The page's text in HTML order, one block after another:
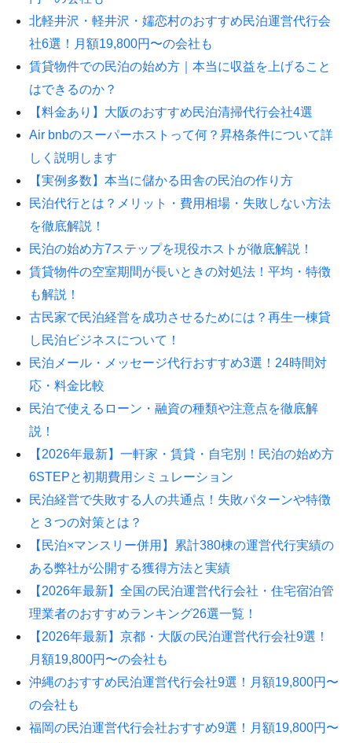
北軽井沢・軽井沢・嬬恋村のおすすめ民泊運営代行会
社6選！月額19,800円〜の会社も
賃貸物件での民泊の始め方｜本当に収益を上げること
はできるのか？
【料金あり】大阪のおすすめ民泊清掃代行会社4選
Air bnbのスーパーホストって何？昇格条件について詳
しく説明します
【実例多数】本当に儲かる田舎の民泊の作り方
民泊代行とは？メリット・費用相場・失敗しない方法
を徹底解説！
民泊の始め方7ステップを現役ホストが徹底解説！
賃貸物件の空室期間が長いときの対処法！平均・特徴
も解説！
古民家で民泊経営を成功させるためには？再生一棟貸
し民泊ビジネスについて！
民泊メール・メッセージ代行おすすめ3選！24時間対
応・料金比較
民泊で使えるローン・融資の種類や注意点を徹底解
説！
【2026年最新】一軒家・賃貸・自宅別！民泊の始め方
6STEPと初期費用シミュレーション
民泊経営で失敗する人の共通点！失敗パターンや特徴
と３つの対策とは？
【民泊×マンスリー併用】累計380棟の運営代行実績の
ある弊社が公開する獲得方法と実績
【2026年最新】全国の民泊運営代行会社・住宅宿泊管
理業者のおすすめランキング26選一覧！
【2026年最新】京都・大阪の民泊運営代行会社9選！
月額19,800円〜の会社も
沖縄のおすすめ民泊運営代行会社9選！月額19,800円〜
の会社も
福岡の民泊運営代行会社おすすめ9選！月額19,800円〜